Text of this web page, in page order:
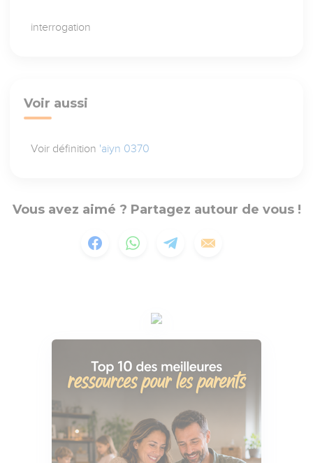
interrogation
Voir aussi
Voir définition 'aiyn 0370
Vous avez aimé ? Partagez autour de vous !